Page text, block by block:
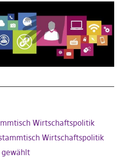
Wirtschaftspolitik
Wirtschaftspolitik
gewählt